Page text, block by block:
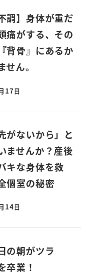
調】身体が重だ
痛がする、その
背骨』にあるか
せん。
17日
がないから」と
ませんか？産後
キな身体を救
個室の秘密
14日
の朝がツラ
卒業！